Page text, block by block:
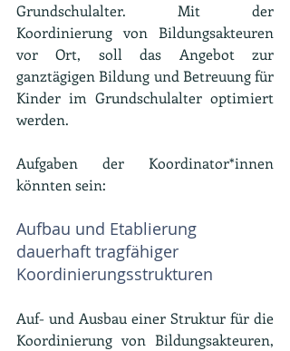
Grundschulalter. Mit der
Koordinierung von Bildungsakteuren
vor Ort, soll das Angebot zur
ganztägigen Bildung und Betreuung für
Kinder im Grundschulalter optimiert
werden.
Aufgaben der Koordinator*innen
könnten sein:
Aufbau und Etablierung
dauerhaft tragfähiger
Koordinierungsstrukturen
Auf- und Ausbau einer Struktur für die
Koordinierung von Bildungsakteuren,